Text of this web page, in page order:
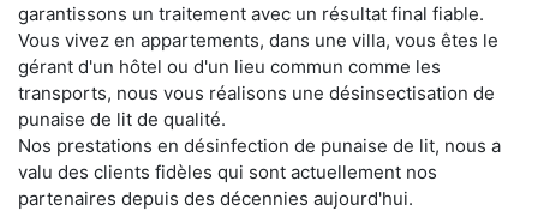
garantissons un traitement avec un résultat final fiable.
Vous vivez en appartements, dans une villa, vous êtes le
gérant d'un hôtel ou d'un lieu commun comme les
transports, nous vous réalisons une désinsectisation de
punaise de lit de qualité.
Nos prestations en désinfection de punaise de lit, nous a
valu des clients fidèles qui sont actuellement nos
partenaires depuis des décennies aujourd'hui.